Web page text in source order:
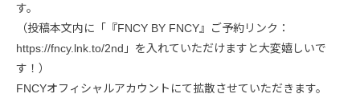
す。
（投稿本文内に「『FNCY BY FNCY』ご予約リンク：
https://fncy.lnk.to/2nd」を入れていただけますと大変嬉しいで
す！）
FNCYオフィシャルアカウントにて拡散させていただきます。